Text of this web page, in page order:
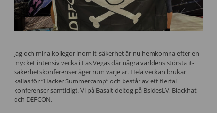
Jag och mina kollegor inom it-säkerhet är nu hemkomna efter en
mycket intensiv vecka i Las Vegas där några världens största it-
säkerhetskonferenser äger rum varje år. Hela veckan brukar
kallas för “Hacker Summercamp” och består av ett flertal
konferenser samtidigt. Vi på Basalt deltog på BsidesLV, Blackhat
och DEFCON.